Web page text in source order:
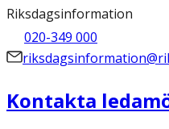
Riksdagsinformation
020-349 000
Kontakta